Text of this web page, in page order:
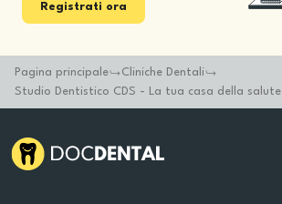
Registrati ora
Pagina principale
Cliniche Dentali
Studio Dentistico CDS - La tua casa della salute